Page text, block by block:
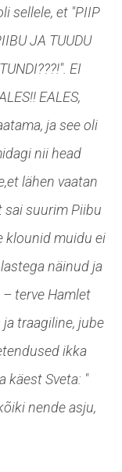
sellele, et "PIIP
JA TUUDU
EI
EALES,
ja see oli
nii head
lähen vaatan
sai suurim Piibu
klounid muidu ei
näinud ja
terve Hamlet
traagiline, jube
ikka
käestSveta: "
nende asju,